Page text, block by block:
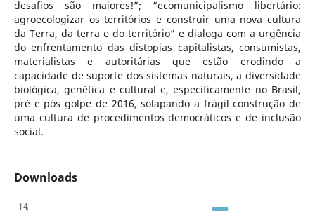
desafios são maiores!”; “ecomunicipalismo libertário:
agroecologizar os territórios e construir uma nova cultura
da Terra, da terra e do território” e dialoga com a urgência
do enfrentamento das distopias capitalistas, consumistas,
materialistas e autoritárias que estão erodindo a
capacidade de suporte dos sistemas naturais, a diversidade
biológica, genética e cultural e, especificamente no Brasil,
pré e pós golpe de 2016, solapando a frágil construção de
uma cultura de procedimentos democráticos e de inclusão
social.
Downloads